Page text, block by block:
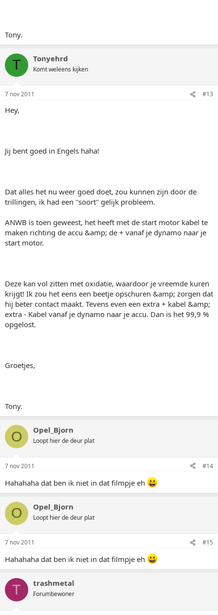
Tony.
T Tonyehrd
Komt weleens kijken
7 nov 2011 #13
Hey,
Jij bent goed in Engels haha!
Dat alles het nu weer goed doet, zou kunnen zijn door de
trillingen, ik had een ''soort'' gelijk probleem.
ANWB is toen geweest, het heeft met de start motor kabel te
maken richting de accu &amp; de + vanaf je dynamo naar je
start motor.
Deze kan vol zitten met oxidatie, waardoor je vreemde kuren
krijgt! Ik zou het eens een beetje opschuren &amp; zorgen dat
hij beter contact maakt. Tevens even een extra + kabel &amp;
extra - Kabel vanaf je dynamo naar je accu. Dan is het 99,9 %
opgelost.
Groetjes,
Tony.
O Opel_Bjorn
Loopt hier de deur plat
7 nov 2011 #14
Hahahaha dat ben ik niet in dat filmpje eh
O Opel_Bjorn
Loopt hier de deur plat
7 nov 2011 #15
Hahahaha dat ben ik niet in dat filmpje eh
T trashmetal
Forumbewoner